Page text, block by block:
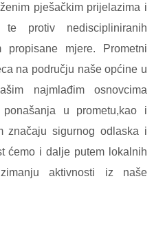
pješačkim prijelazima i
te protiv nediscipliniranih
propisane mjere. Prometni
na području naše općine u
najmlađim osnovcima
u prometu,kao i
značaju sigurnog odlaska i
ćemo i dalje putem lokalnih
aktivnosti iz naše